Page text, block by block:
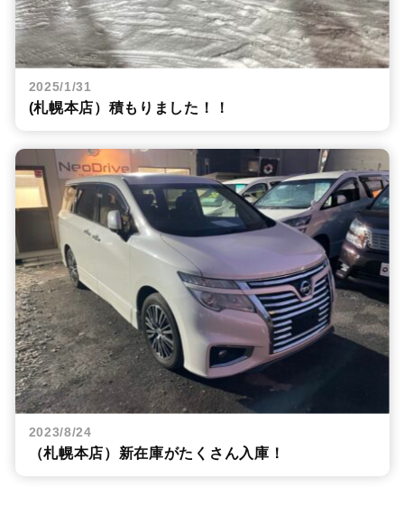
2025/1/31
(札幌本店）積もりました！！
2023/8/24
（札幌本店）新在庫がたくさん入庫！